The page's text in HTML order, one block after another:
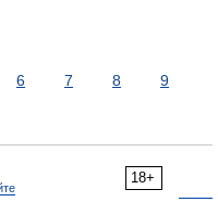
6 7 8
9
18+